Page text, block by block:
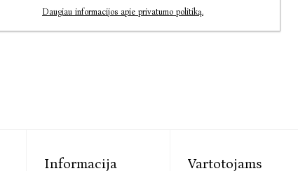
Informacija Vartotojams
Daugiau informacijos apie privatumo politiką.